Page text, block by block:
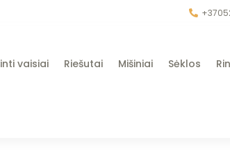
vaisiai Riešutai Mišiniai Sėklos